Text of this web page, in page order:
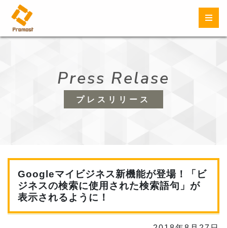
Press Relase
プレスリリース
Googleマイビジネス新機能が登場！「ビ
ジネスの検索に使用された検索語句」が
表示されるように！